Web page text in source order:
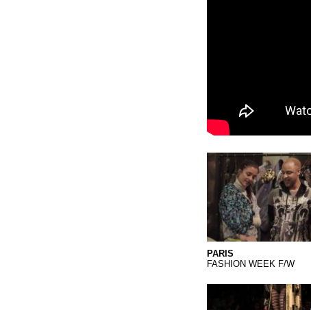
PARIS MIX TV.Qkt
PARIS
FASHION WEEK F/W
LA CAMBRE 2013.Qkt